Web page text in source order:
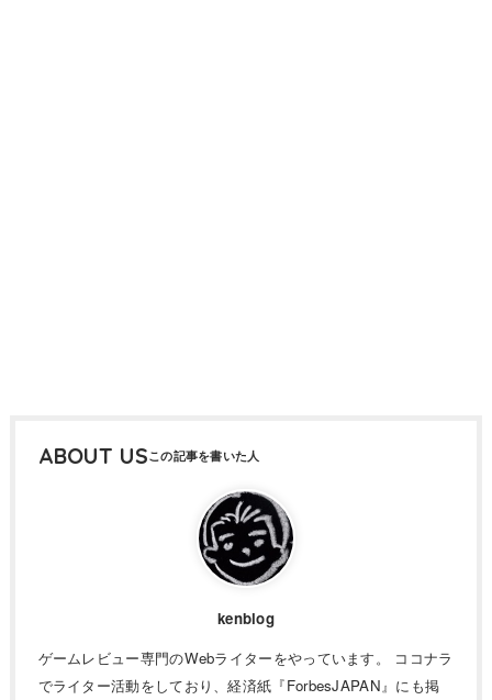
ABOUT US
kenblog
ゲームレビュー専門のWebライターをやっています。 ココナラ
でライター活動をしており、経済紙『ForbesJAPAN』にも掲